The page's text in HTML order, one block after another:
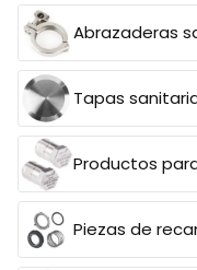
Abrazaderas
Tapas
Productos
Piezas de